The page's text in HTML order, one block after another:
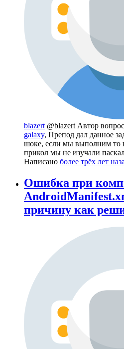
blazert @blazertАвтор
galaxy, Препод дал данное
шоке, если мы выполним то
прикол мы не изучали
Написано более трёх лет
Ошибка при
причину как